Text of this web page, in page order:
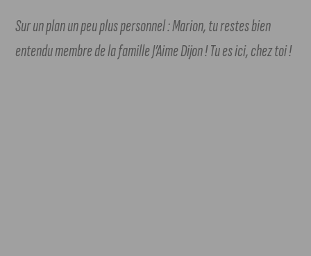
Sur un plan un peu plus personnel : Marion, tu restes bien
entendu membre de la famille J’Aime Dijon ! Tu es ici, chez toi !